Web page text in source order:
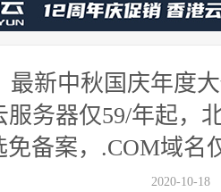
最新中秋国庆年度
服务器仅59/年起，
免备案，.COM域名
2020-10-18